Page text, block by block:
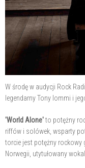
W środę w audycji Rock
legendarny Tony Iommi i
'World Alone'to potężny
riffów i solówek, wsparty
torcie jest potężny rockowy
Norwegii, utytułowany